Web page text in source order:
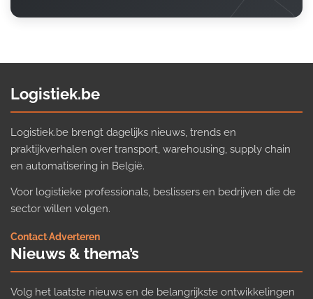
Logistiek.be
Logistiek.be brengt dagelijks nieuws, trends en
praktijkverhalen over transport, warehousing, supply chain
en automatisering in België.
Voor logistieke professionals, beslissers en bedrijven die de
sector willen volgen.
Contact·Adverteren
Nieuws & thema’s
Volg het laatste nieuws en de belangrijkste ontwikkelingen